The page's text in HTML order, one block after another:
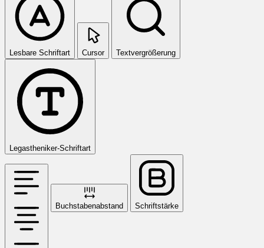
Lesbare Schriftart Cursor Textvergrößerung
Legastheniker-Schriftart
Buchstabenabstand Schriftstärke